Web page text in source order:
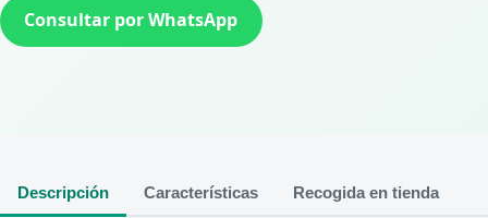
Consultar por WhatsApp
Descripción Características Recogida en tienda